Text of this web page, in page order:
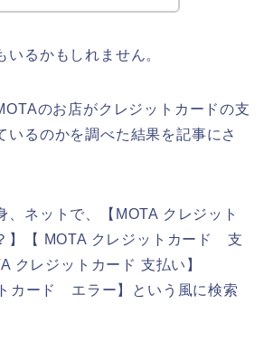
いるかもしれません。
のお店がクレジットカードの支
いるのかを調べた結果を記事にさ
、ネットで、【MOTA クレジット
】【 MOTA クレジットカード 支
クレジットカード 支払い】
カード エラー】という風に検索